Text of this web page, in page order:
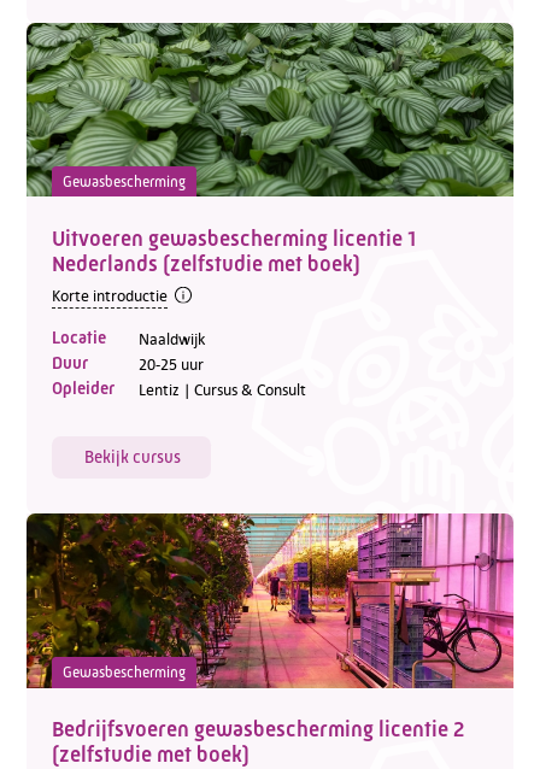
Telefoon:
088 - 329 20 70
E-mail:
info@kasgroeit.nl
Adviesgesprek
Contactformulier
Gewasbescherming
Uitvoeren gewasbescherming licentie 1
Nederlands (zelfstudie met boek)
Korte introductie
Locatie Naaldwijk
Duur 20-25 uur
Opleider Lentiz | Cursus & Consult
Bekijk cursus
Gewasbescherming
Bedrijfsvoeren gewasbescherming licentie 2
(zelfstudie met boek)